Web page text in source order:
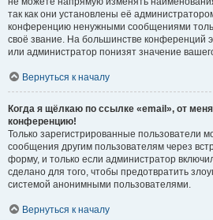
так как они установлены её
конференцию ненужными сообщениями
своё звание. На большинстве конференций
или администратор понизят значение
Вернуться к началу
Когда я щёлкаю по ссылке «email», от
конференцию!
Только зарегистрированные пользователи
сообщения другим пользователям через
форму, и только если администратор
сделано для того, чтобы предотвратить
системой анонимными пользователями.
Вернуться к началу